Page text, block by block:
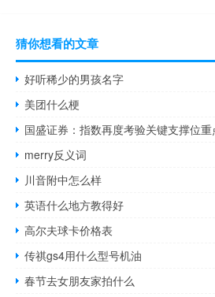
猜你想看的文章
好听稀少的男孩名字
美团什么梗
国盛证券：指数再度考验关键支撑位
merry反义词
川音附中怎么样
英语什么地方教得好
高尔夫球卡价格表
传祺gs4用什么型号机油
春节去女朋友家拍什么